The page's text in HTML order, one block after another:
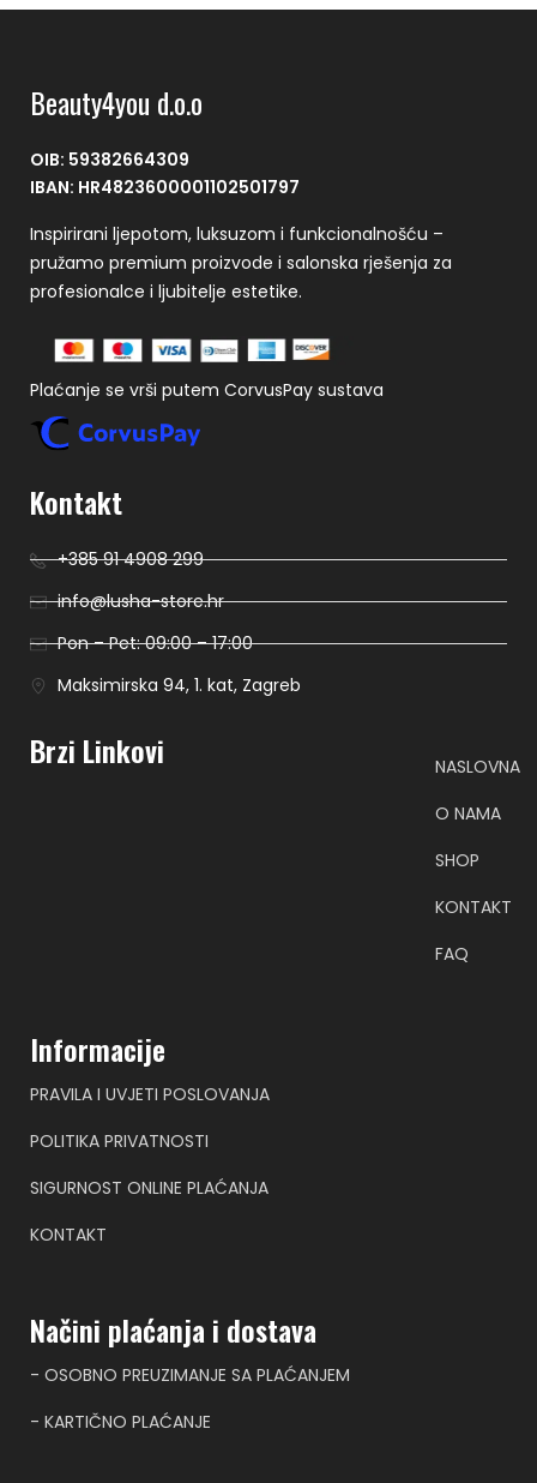
Beauty4you d.o.o
OIB: 59382664309
IBAN: HR4823600001102501797
Inspirirani ljepotom, luksuzom i funkcionalnošću –
pružamo premium proizvode i salonska rješenja za
profesionalce i ljubitelje estetike.
Plaćanje se vrši putem CorvusPay sustava
Kontakt
+385 91 4908 299
info@lusha-store.hr
Pon – Pet: 09:00 – 17:00
Maksimirska 94, 1. kat, Zagreb
Brzi Linkovi
NASLOVNA
O NAMA
SHOP
KONTAKT
FAQ
Informacije
PRAVILA I UVJETI POSLOVANJA
POLITIKA PRIVATNOSTI
SIGURNOST ONLINE PLAĆANJA
KONTAKT
Načini plaćanja i dostava
- OSOBNO PREUZIMANJE SA PLAĆANJEM
- KARTIČNO PLAĆANJE